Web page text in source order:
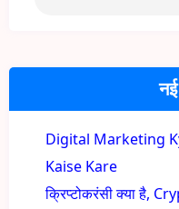
Digital Marketing
Kaise Kare
क्रिप्टोकरंसी क्या है,